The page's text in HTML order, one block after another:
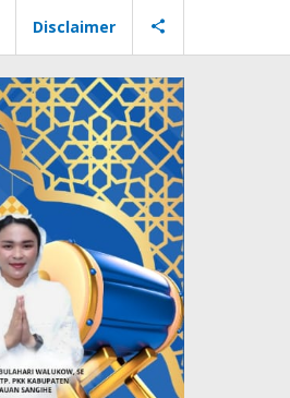
Disclaimer